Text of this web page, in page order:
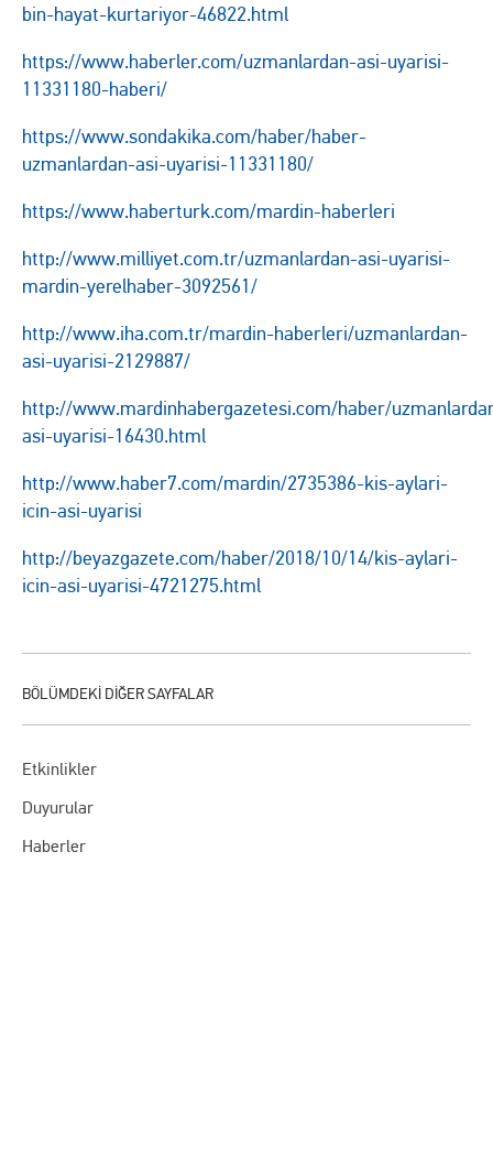
Etkinlikler
Duyurular
Haberler
bin-hayat-kurtariyor-46822.html
https://www.haberler.com/uzmanlardan-asi-uyarisi-
11331180-haberi/
https://www.sondakika.com/haber/haber-
uzmanlardan-asi-uyarisi-11331180/
https://www.haberturk.com/mardin-haberleri
http://www.milliyet.com.tr/uzmanlardan-asi-uyarisi-
mardin-yerelhaber-3092561/
http://www.iha.com.tr/mardin-haberleri/uzmanlardan-
asi-uyarisi-2129887/
http://www.mardinhabergazetesi.com/haber/
asi-uyarisi-16430.html
http://www.haber7.com/mardin/2735386-kis-aylari-
icin-asi-uyarisi
http://beyazgazete.com/haber/2018/10/14/kis-aylari-
icin-asi-uyarisi-4721275.html